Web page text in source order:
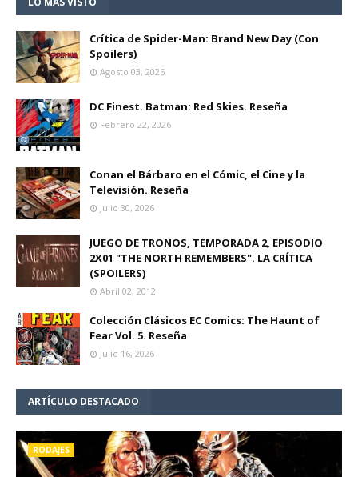
Crítica de Spider-Man: Brand New Day (Con
Spoilers)
Agosto 03, 2026
DC Finest. Batman: Red Skies. Reseña
Febrero 22, 2026
Conan el Bárbaro en el Cómic, el Cine y la
Televisión. Reseña
Julio 30, 2026
JUEGO DE TRONOS, TEMPORADA 2, EPISODIO
2X01 "THE NORTH REMEMBERS". LA CRÍTICA
(SPOILERS)
Abril 02, 2012
Colección Clásicos EC Comics: The Haunt of
Fear Vol. 5. Reseña
Julio 16, 2026
ARTÍCULO DESTACADO
RODAJES